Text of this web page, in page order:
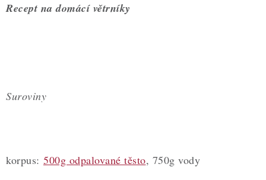
Recept na domácí větrníky
Suroviny
korpus: 500g odpalované těsto, 750g vody